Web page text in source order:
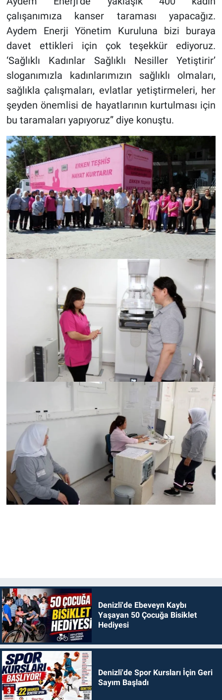
çalışanımıza kanser taraması yapacağız.
Aydem Enerji Yönetim Kuruluna bizi buraya
davet ettikleri için çok teşekkür ediyoruz.
‘Sağlıklı Kadınlar Sağlıklı Nesiller Yetiştirir’
sloganımızla kadınlarımızın sağlıklı olmaları,
sağlıkla çalışmaları, evlatlar yetiştirmeleri, her
şeyden önemlisi de hayatlarının kurtulması için
bu taramaları yapıyoruz” diye konuştu.
Denizli'de Ebeveyn Kaybı
Yaşayan 50 Çocuğa Bisiklet
Hediyesi
Denizli'de Spor Kursları İçin Geri
Sayım Başladı